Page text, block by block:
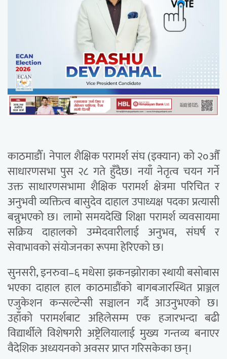
काठमाडौँ। नेपाल शैक्षिक परामर्श संघ (इक्यान) को २०औँ
साधारणसभा पुस २८ गते हुँदैछ। नयाँ नेतृत्व चयन गर्ने
उक्त साधारणसभामा शैक्षिक परामर्श क्षेत्रमा परिचित र
अनुभवी व्यक्तित्व बासुदेव दाहाल उपाध्यक्ष पदका प्रत्यासी
बन्नुभएको छ। लामो समयदेखि शिक्षा परामर्श व्यवसायमा
सक्रिय दाहालको उम्मेदवारीलाई अनुभव, संघर्ष र
सेवाभावको संयोजनका रूपमा हेरिएको छ।
सुनसरी, इनरुवा–६ मधेसा झकनझोराका स्थायी बसोबास
भएका दाहाल हाल काठमाडौंको बागबजारस्थित प्राञ्जल
एजुकेशन कन्सल्टेन्सी सञ्चालन गर्दै आउनुभएको छ।
उहाँको परामर्शबाट अहिलेसम्म एक हजारभन्दा बढी
विद्यार्थीले विशेषगरी अष्ट्रेलियालाई मुख्य गन्तव्य बनाएर
वैदेशिक अध्ययनको अवसर प्राप्त गरिसकेका छन्।